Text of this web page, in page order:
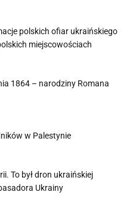
polskich ofiar ukraińskiego
miejscowościach
1864 – narodziny Romana
w Palestynie
To był dron ukraińskiej
Ukrainy